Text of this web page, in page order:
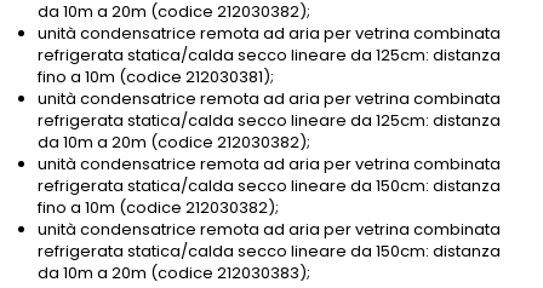
da 10m a 20m (codice 212030382);
unità condensatrice remota ad aria per vetrina combinata
refrigerata statica/calda secco lineare da 125cm: distanza
fino a 10m (codice 212030381);
unità condensatrice remota ad aria per vetrina combinata
refrigerata statica/calda secco lineare da 125cm: distanza
da 10m a 20m (codice 212030382);
unità condensatrice remota ad aria per vetrina combinata
refrigerata statica/calda secco lineare da 150cm: distanza
fino a 10m (codice 212030382);
unità condensatrice remota ad aria per vetrina combinata
refrigerata statica/calda secco lineare da 150cm: distanza
da 10m a 20m (codice 212030383);